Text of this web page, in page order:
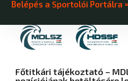
Belépés a Sportolói Portálra
Főtitkári tájékoztató –